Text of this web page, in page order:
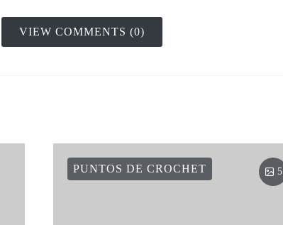
VIEW COMMENTS (0)
PUNTOS DE CROCHET 5